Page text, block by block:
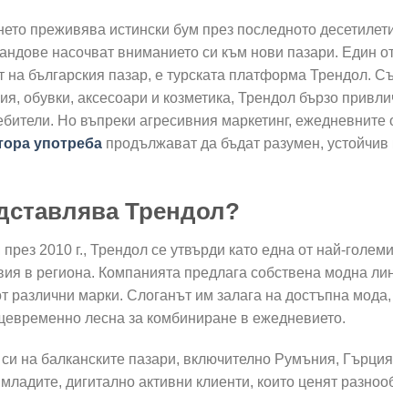
преживява истински бум през последното
насочват вниманието си към нови пазари. Един от
българския пазар, е турската платформа Трендол.
обувки, аксесоари и козметика, Трендол бързо
Но въпреки агресивния маркетинг, ежедневните
употреба продължават да бъдат разумен,
Трендол?
2010 г., Трендол се утвърди като една от най-
в региона. Компанията предлага собствена модна
различни марки. Слоганът им залага на достъпна
лесна за комбиниране в ежедневието.
на балканските пазари, включително Румъния,
дигитално активни клиенти, които ценят